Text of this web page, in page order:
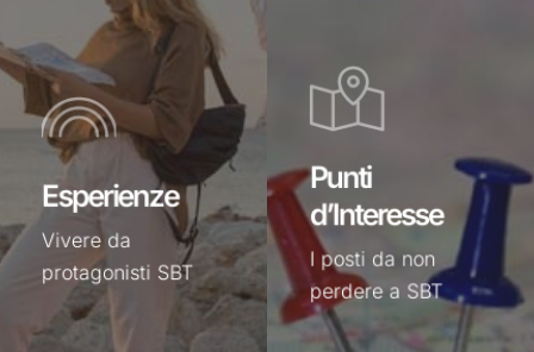
Esperienze
Vivere da
protagonisti SBT
Punti
d’Interesse
I posti da non
perdere a SBT